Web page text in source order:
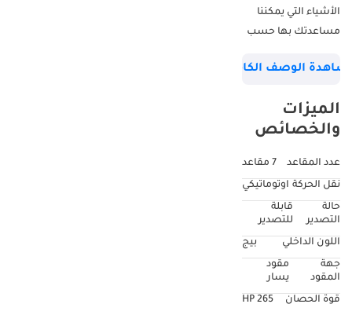
الأشياء التي يمكننا
مساعدتك بها حسب
النوافذ أجهزة
السيارات خدمة
التسجيل وخدمة
إذا كنت مشتريًا جادًا
فلا تتردد في الاتصال
السيارة. الجمعة
مساءً يرجى الاتصال
الوصف الكامل
الميزات
والخصائص
عدد المقاعد
7 مقاعد
نقل الحركة اوتوماتيكي
حالة
التصدير
قابلة
للتصدير
اللون الداخلي
بيج
جهة
المقود
مقود
يسار
قوة الحصان
265 HP